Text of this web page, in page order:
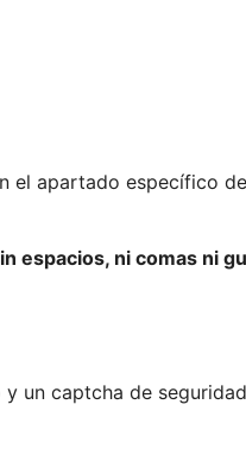
el apartado específico de
espacios, ni comas ni
un captcha de